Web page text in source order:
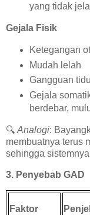
yang tidak
Gejala Fisik
Ketegangan
Mudah lelah
Gangguan
Gejala
berdebar,
🔍 Analogi:
membuatnya terus
sehingga
3. Penyebab GAD
Faktor